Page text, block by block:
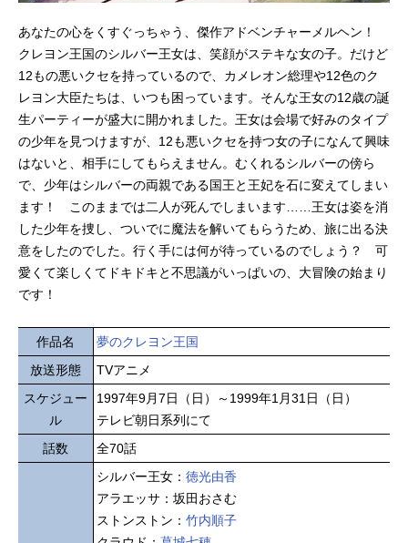
あなたの心をくすぐっちゃう、傑作アドベンチャーメルヘン！
クレヨン王国のシルバー王女は、笑顔がステキな女の子。だけど
12もの悪いクセを持っているので、カメレオン総理や12色のク
レヨン大臣たちは、いつも困っています。そんな王女の12歳の誕
生パーティーが盛大に開かれました。王女は会場で好みのタイプ
の少年を見つけますが、12も悪いクセを持つ女の子になんて興味
はないと、相手にしてもらえません。むくれるシルバーの傍ら
で、少年はシルバーの両親である国王と王妃を石に変えてしまい
ます！ このままでは二人が死んでしまいます……王女は姿を消
した少年を捜し、ついでに魔法を解いてもらうため、旅に出る決
意をしたのでした。行く手には何が待っているのでしょう？ 可
愛くて楽しくてドキドキと不思議がいっぱいの、大冒険の始まり
です！
作品名
夢のクレヨン王国
放送形態
TVアニメ
スケジュー
ル
1997年9月7日（日）～1999年1月31日（日）
テレビ朝日系列にて
話数
全70話
シルバー王女： 徳光由香
アラエッサ：坂田おさむ
ストンストン： 竹内順子